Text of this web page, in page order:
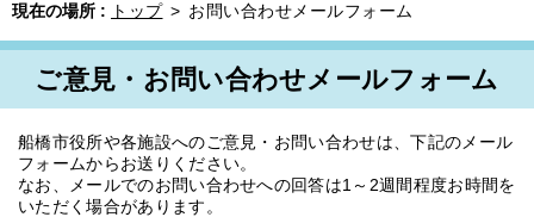
現在の場所 : トップ > お問い合わせメールフォーム
ご意見・お問い合わせメールフォーム
船橋市役所や各施設へのご意見・お問い合わせは、下記のメール
フォームからお送りください。
なお、メールでのお問い合わせへの回答は1～2週間程度お時間を
いただく場合があります。